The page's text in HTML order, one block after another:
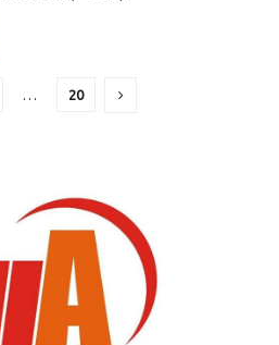
… 20